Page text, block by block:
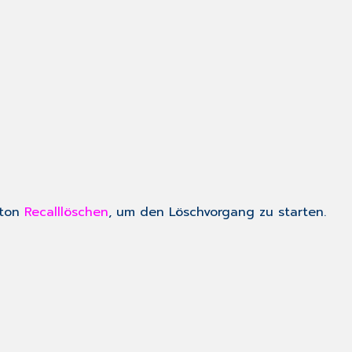
Recalllöschen, um den Löschvorgang zu starten.